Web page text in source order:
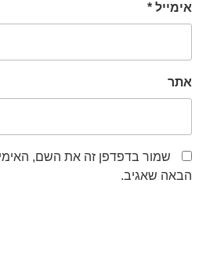
אימייל *
אתר
שמור בדפדפן זה את השם,
הבאה שאגיב.